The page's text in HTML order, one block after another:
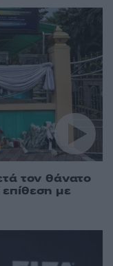
τον θάνατο
επίθεση με